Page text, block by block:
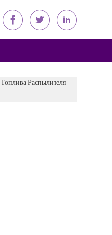
Распылителя